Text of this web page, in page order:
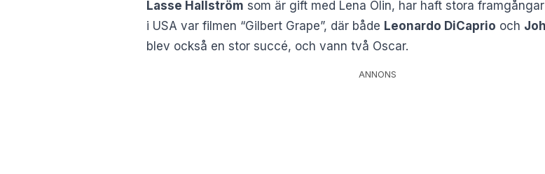
Lasse Hallström som är gift med Lena Olin, har haft stora
i USA var filmen “Gilbert Grape”, där både Leonardo DiCaprio och
blev också en stor succé, och vann två Oscar.
ANNONS